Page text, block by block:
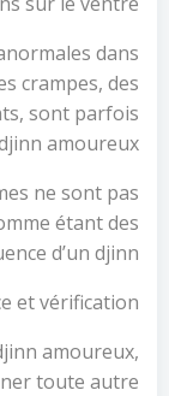
dans
crampes, des
sont parfois
amoureux.
ne sont pas
étant des
d’un djinn.
et vérification
amoureux,
toute autre